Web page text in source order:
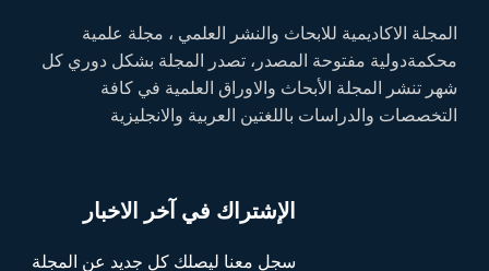
المجلة الاكاديمية للابحاث والنشر العلمي ، مجلة علمية
محكمةدولية مفتوحة المصدر، تصدر المجلة بشكل دوري كل
شهر تنشر المجلة الأبحاث والاوراق العلمية في كافة
التخصصات والدراسات باللغتين العربية والانجليزية
الإشتراك في آخر الاخبار
سجل معنا ليصلك كل جديد عن المجلة